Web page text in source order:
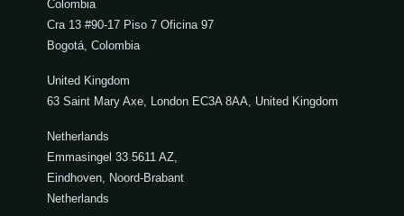
Colombia
Cra 13 #90-17 Piso 7 Oficina 97
Bogotá, Colombia
United Kingdom
63 Saint Mary Axe, London EC3A 8AA, United Kingdom
Netherlands
Emmasingel 33 5611 AZ,
Eindhoven, Noord-Brabant
Netherlands